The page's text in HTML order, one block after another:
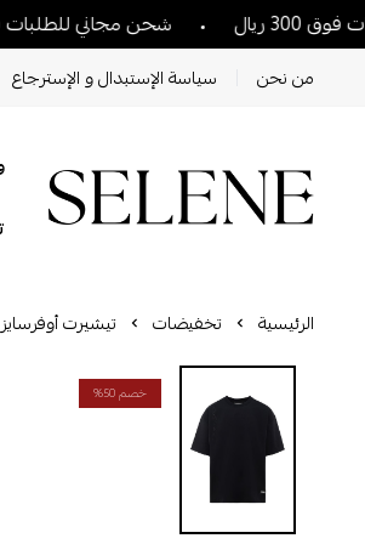
شحن مجاني للطلبات فوق 300 ريال
من نحن سياسة الإستبدال و الإسترجاع
الرئيسية تخفيضات تيشيرت
خصم 50%